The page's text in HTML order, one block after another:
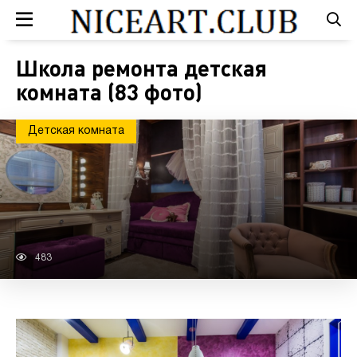
Школа ремонта детская
комната (83 фото)
Детская комната
483